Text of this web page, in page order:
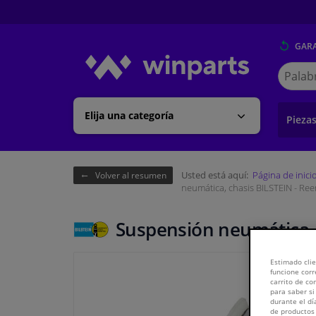
Elija una categoría
Buscar
en
Volver al resumen Usted está aquí: Página de inicio
neumática, chasis BILSTEIN -
Suspensión neumática,
Estimado
funcione
carrito de
para saber
durante el
de